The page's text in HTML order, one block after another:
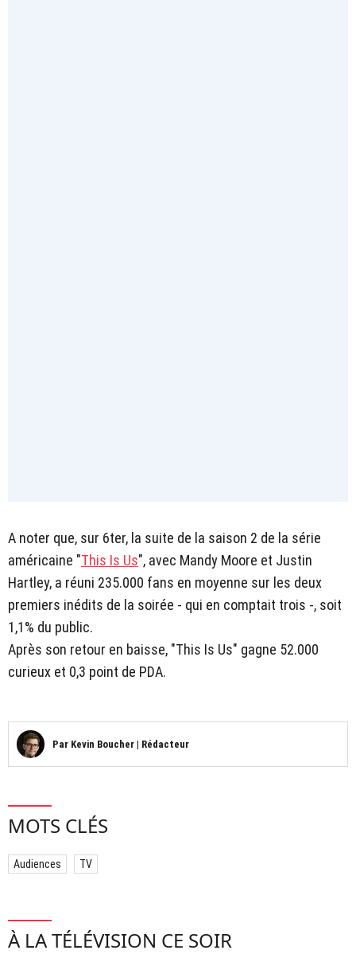
A noter que, sur 6ter, la suite de la saison 2 de la série
américaine "This Is Us", avec Mandy Moore et Justin
Hartley, a réuni 235.000 fans en moyenne sur les deux
premiers inédits de la soirée - qui en comptait trois -, soit
1,1% du public.
Après son retour en baisse, "This Is Us" gagne 52.000
curieux et 0,3 point de PDA.
Par Kevin Boucher | Rédacteur
MOTS CLÉS
Audiences TV
À LA TÉLÉVISION CE SOIR